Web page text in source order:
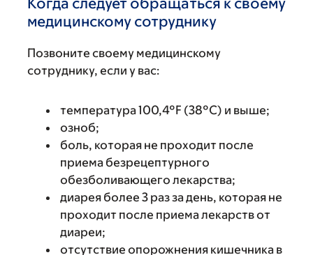
медицинскому сотруднику
Позвоните своему медицинскому
сотруднику, если у вас:
температура 100,4°F (38°C) и выше;
озноб;
боль, которая не проходит после
приема безрецептурного
обезболивающего лекарства;
диарея более 3 раз за день, которая не
проходит после приема лекарств от
диареи;
отсутствие опорожнения кишечника в